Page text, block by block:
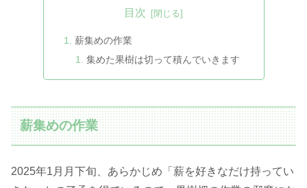
目次
薪集めの作業
集めた果樹は切って積んでいきます
薪集めの作業
2025年1月月下旬、あらかじめ「薪を好きなだけ持ってい